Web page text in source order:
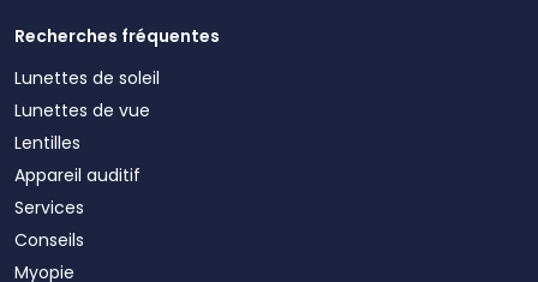
Recherches fréquentes
Lunettes de soleil
Lunettes de vue
Lentilles
Appareil auditif
Services
Conseils
Myopie